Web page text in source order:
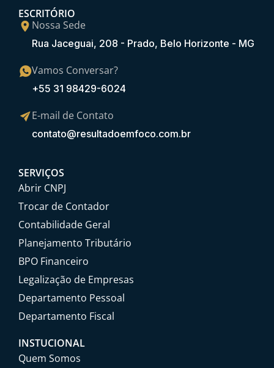
ESCRITÓRIO
Nossa Sede
Rua Jaceguai, 208 - Prado, Belo Horizonte - MG
Vamos Conversar?
+55 31 98429-6024
E-mail de Contato
contato@resultadoemfoco.com.br
SERVIÇOS
Abrir CNPJ
Trocar de Contador
Contabilidade Geral
Planejamento Tributário
BPO Financeiro
Legalização de Empresas
Departamento Pessoal
Departamento Fiscal
INSTUCIONAL
Quem Somos